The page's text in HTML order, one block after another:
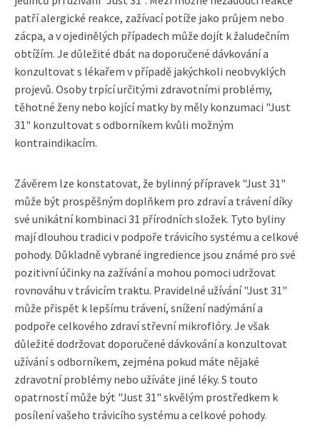
patří alergické reakce, zažívací potíže jako průjem nebo
zácpa, a v ojedinělých případech může dojít k žaludečním
obtížím. Je důležité dbát na doporučené dávkování a
konzultovat s lékařem v případě jakýchkoli neobvyklých
projevů. Osoby trpící určitými zdravotními problémy,
těhotné ženy nebo kojící matky by měly konzumaci "Just
31" konzultovat s odborníkem kvůli možným
kontraindikacím.
Závěrem lze konstatovat, že bylinný přípravek "Just 31"
může být prospěšným doplňkem pro zdraví a trávení díky
své unikátní kombinaci 31 přírodních složek. Tyto byliny
mají dlouhou tradici v podpoře trávicího systému a celkové
pohody. Důkladně vybrané ingredience jsou známé pro své
pozitivní účinky na zažívání a mohou pomoci udržovat
rovnováhu v trávicím traktu. Pravidelné užívání "Just 31"
může přispět k lepšímu trávení, snížení nadýmání a
podpoře celkového zdraví střevní mikroflóry. Je však
důležité dodržovat doporučené dávkování a konzultovat
užívání s odborníkem, zejména pokud máte nějaké
zdravotní problémy nebo užíváte jiné léky. S touto
opatrností může být "Just 31" skvělým prostředkem k
posílení vašeho trávicího systému a celkové pohody.